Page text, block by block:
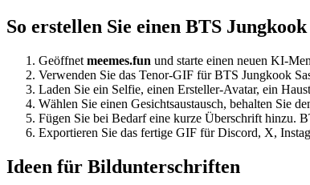
So erstellen Sie einen BTS
Geöffnet meemes.fun und starte einen neuen KI-
Verwenden Sie das Tenor-GIF für BTS Jungkook
Laden Sie ein Selfie, einen Ersteller-Avatar, ein
Wählen Sie einen Gesichtsaustausch, behalten Sie
Fügen Sie bei Bedarf eine kurze Überschrift hinzu.
Exportieren Sie das fertige GIF für Discord, X,
Ideen für Bildunterschriften